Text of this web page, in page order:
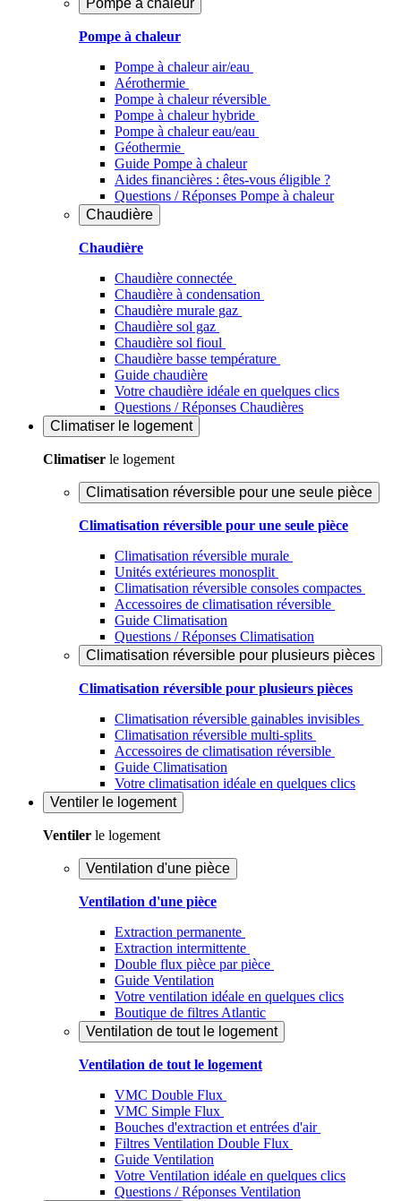
Pompe à chaleur
Pompe à chaleur
Pompe à chaleur air/eau
Aérothermie
Pompe à chaleur réversible
Pompe à chaleur hybride
Pompe à chaleur​ eau/eau
Géothermie
Guide Pompe à chaleur
Aides financières : êtes-vous éligible ?
Questions / Réponses Pompe à chaleur
Chaudière
Chaudière
Chaudière connectée
Chaudière à condensation
Chaudière murale gaz
Chaudière sol gaz
Chaudière sol fioul
Chaudière basse température
Guide chaudière
Votre chaudière idéale en quelques clics
Questions / Réponses Chaudières
Climatiser le logement
Climatiser le logement
Climatisation réversible pour une seule pièce
Climatisation réversible pour une seule pièce
Climatisation réversible murale
Unités extérieures monosplit
Climatisation réversible consoles compactes
Accessoires de climatisation réversible
Guide Climatisation
Questions / Réponses Climatisation
Climatisation réversible pour plusieurs pièces
Climatisation réversible pour plusieurs pièces
Climatisation réversible gainables invisibles
Climatisation réversible multi-splits
Accessoires de climatisation réversible
Guide Climatisation
Votre climatisation idéale en quelques clics
Ventiler le logement
Ventiler le logement
Ventilation d'une pièce
Ventilation d'une pièce
Extraction permanente
Extraction intermittente
Double flux pièce par pièce
Guide Ventilation
Votre ventilation idéale en quelques clics
Boutique de filtres Atlantic
Ventilation de tout le logement
Ventilation de tout le logement
VMC Double Flux
VMC Simple Flux
Bouches d'extraction et entrées d'air
Filtres Ventilation Double Flux
Guide Ventilation
Votre Ventilation idéale en quelques clics
Questions / Réponses Ventilation